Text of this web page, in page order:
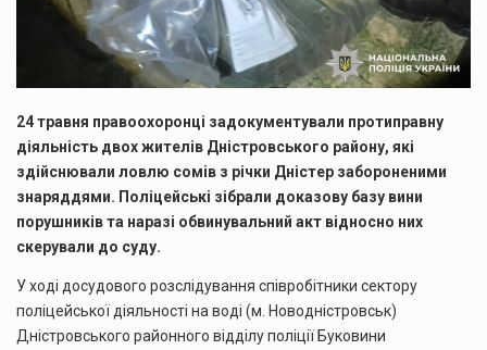
24 травня правоохоронці задокументували протиправну
діяльність двох жителів Дністровського району, які
здійснювали ловлю сомів з річки Дністер забороненими
знаряддями. Поліцейські зібрали доказову базу вини
порушників та наразі обвинувальний акт відносно них
скерували до суду.
У ході досудового розслідування співробітники сектору
поліцейської діяльності на воді (м. Новодністровськ)
Дністровського районного відділу поліції Буковини